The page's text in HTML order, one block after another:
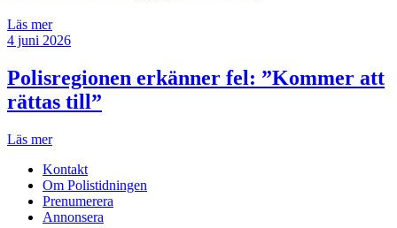
Läs mer
4 juni 2026
Polisregionen erkänner fel: ”Kommer att
rättas till”
Läs mer
Kontakt
Om Polistidningen
Prenumerera
Annonsera